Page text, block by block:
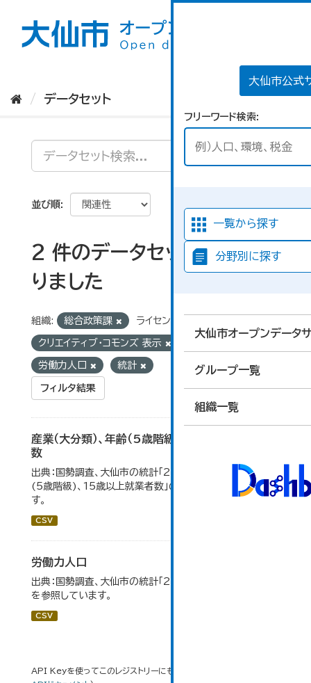
大仙市公式
フリーワード検索
一覧から探す
分野別に探す
大仙市オープンデータ
グループ一覧
組織一覧
データセット
並び順
2 件のデータセットが見つか
りました
組織: 総合政策課 ライセンス:
クリエイティブ・コモンズ 表示
労働力人口 統計
フィルタ結果
産業（大分類）、年齢（5歳階級）、15歳以上就業者
数
出典：国勢調査、大仙市の統計「2-7 産業(大分類)、年齢
(5歳階級)、15歳以上就業者数」のデータを参照していま
す。
CSV
労働力人口
出典：国勢調査、大仙市の統計「2-6 労働力人口」のデータ
を参照しています。
CSV
API Keyを使ってこのレジストリーにもアクセス可能です